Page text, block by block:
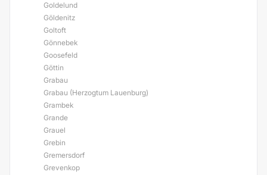
Goldelund
Göldenitz
Goltoft
Gönnebek
Goosefeld
Göttin
Grabau
Grabau (Herzogtum Lauenburg)
Grambek
Grande
Grauel
Grebin
Gremersdorf
Grevenkop